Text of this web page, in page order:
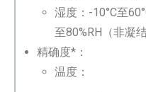
湿度：-10°C至
至80%RH（非凝结
精确度*：
温度：